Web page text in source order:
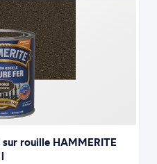
rouille HAMMERITE